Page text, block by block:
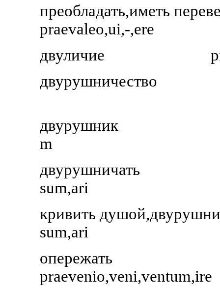
преобладать,иметь
praevaleo,ui,-,ere
двуличие
двурушничество
двурушник
m
двурушничать
sum,ari
кривить
sum,ari
опережать
praevenio,veni,ventum,ire